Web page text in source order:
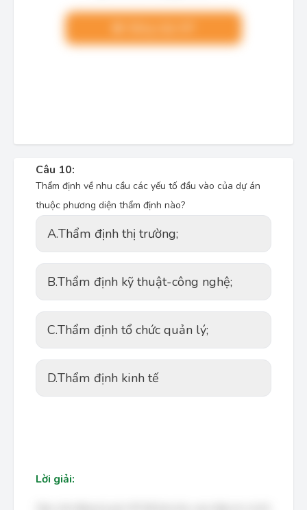
Câu 10:
Thẩm định về nhu cầu các yếu tố đầu vào của dự án
thuộc phương diện thẩm định nào?
A.Thẩm định thị trường;
B.Thẩm định kỹ thuật-công nghệ;
C.Thẩm định tổ chức quản lý;
D.Thẩm định kinh tế
Lời giải: